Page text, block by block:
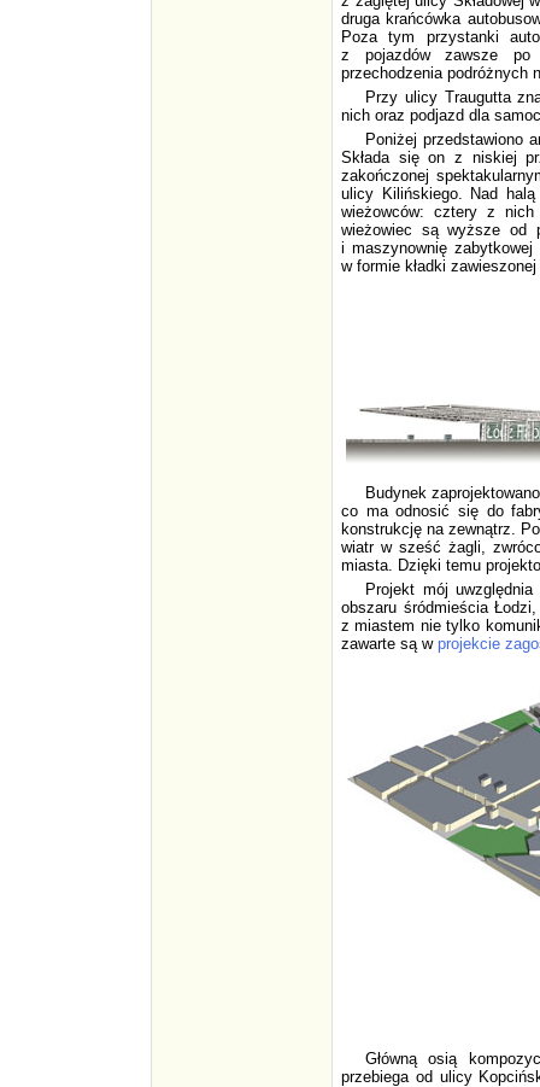
druga krańcówka
Poza tym przystanki
z pojazdów zawsze po
przechodzenia podróżnych
Przy ulicy Traugutta
nich oraz podjazd dla
Poniżej przedstawiono
Składa się on z niskiej
zakończonej
ulicy Kilińskiego. Nad
wieżowców: cztery z
wieżowiec są wyższe od
i maszynownię
w formie kładki
Budynek
co ma odnosić się do
konstrukcję na zewnątrz.
wiatr w sześć żagli,
miasta. Dzięki temu
Projekt mój
obszaru śródmieścia
z miastem nie tylko
zawarte są w projekcie
Główną osią
przebiega od ulicy